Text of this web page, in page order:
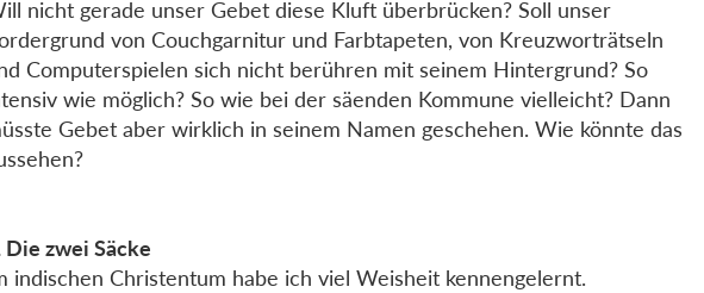
nicht gerade unser Gebet diese Kluft überbrücken? Soll unser
von Couchgarnitur und Farbtapeten, von Kreuzworträtseln
Computerspielen sich nicht berühren mit seinem Hintergrund? So
wie möglich? So wie bei der säenden Kommune vielleicht? Dann
Gebet aber wirklich in seinem Namen geschehen. Wie könnte das
Die zwei Säcke
indischen Christentum habe ich viel Weisheit kennengelernt.